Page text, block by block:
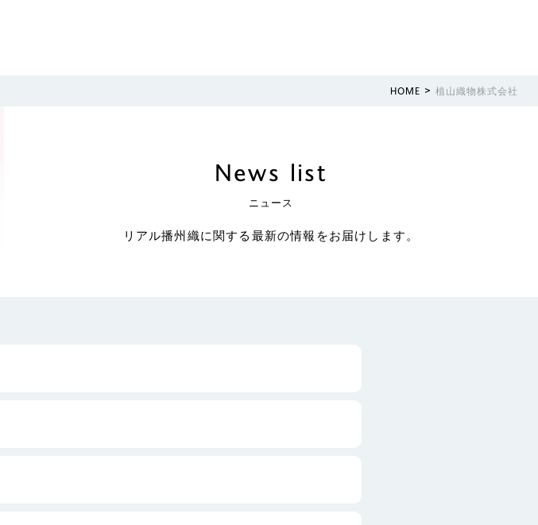
HOME >植山織物株式会社
News list
ニュース
リアル播州織に関する最新の情報をお届けします。